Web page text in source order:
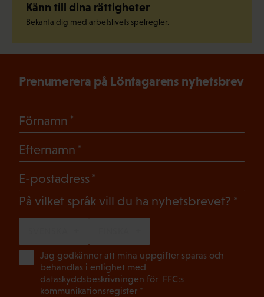
Känn till dina rättigheter
Bekanta dig med arbetslivets spelregler.
Prenumerera på Löntagarens nyhetsbrev
Förnamn
Efternamn
E-postadress
På vilket språk vill du ha nyhetsbrevet?
Jag godkänner att mina uppgifter sparas och
behandlas i enlighet med
dataskyddsbeskrivningen för FFC:s
kommunikationsregister*